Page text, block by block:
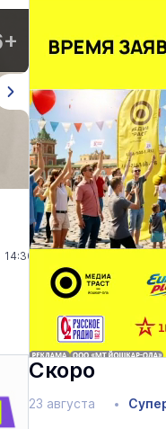
Мастер-
Музеи
Скоро
23 августа